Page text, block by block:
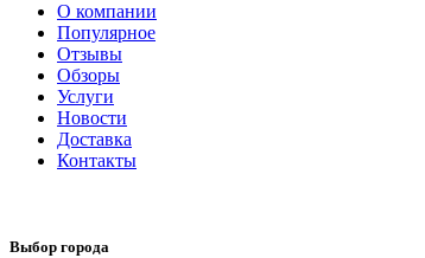
О компании
Популярное
Отзывы
Обзоры
Услуги
Новости
Доставка
Контакты
Выбор города